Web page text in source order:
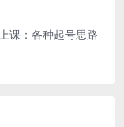
课：各种起号思路